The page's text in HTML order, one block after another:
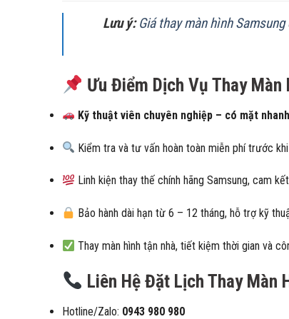
Lưu ý: Giá thay màn hình Samsung
Ưu Điểm Dịch Vụ Thay
Kỹ thuật viên chuyên nghiệp – có mặt
Kiểm tra và tư vấn hoàn toàn miễn phí trước khi
Linh kiện thay thế chính hãng Samsung, cam
Bảo hành dài hạn từ 6 – 12 tháng, hỗ trợ kỹ
Thay màn hình tận nhà, tiết kiệm thời gian và
Liên Hệ Đặt Lịch Thay Màn
Hotline/Zalo: 0943 980 980